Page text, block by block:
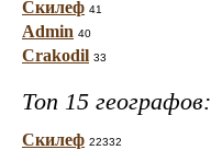
Скилеф 41
Admin 40
Crakodil 33
Топ 15 географов:
Скилеф 22332